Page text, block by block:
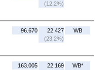
(12,2%)
96.670
22.427
(23,2%)
WB
163.005
22.169
WB*